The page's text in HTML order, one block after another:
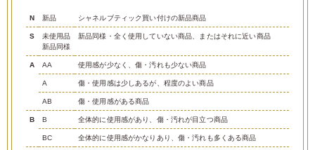
N 新品 シャネルブティック買い付けの新品商品
S
未使用品
新品同様
新品同様・全く使用していない商品、またはそれに近い商品
A AA 使用感が少なく、傷・汚れも少ない商品
A 傷・使用感は少しあるが、程度のよい商品
AB 傷・使用感がある商品
B B 全体的に使用感があり、傷・汚れが目立つ商品
BC 全体的に使用感がかなりあり、傷・汚れも多くある商品